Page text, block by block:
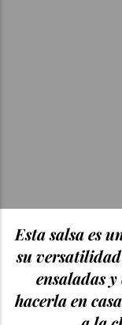
Esta salsa es
su
ensaladas
hacerla en